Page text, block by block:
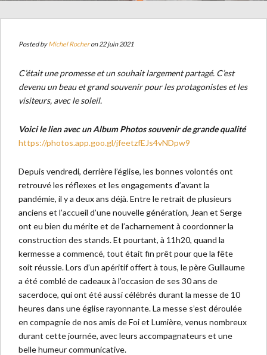
Posted byMichel Rocheron 22 juin 2021
C’était une promesse et un souhait largement partagé. C’est
devenu un beau et grand souvenir pour les protagonistes et les
visiteurs, avec le soleil.
Voici le lien avec un Album Photos souvenir de grande qualité
https://photos.app.goo.gl/jfeetzfEJs4vNDpw9
Depuis vendredi, derrière l’église, les bonnes volontés ont
retrouvé les réflexes et les engagements d’avant la
pandémie, il y a deux ans déjà. Entre le retrait de plusieurs
anciens et l’accueil d’une nouvelle génération, Jean et Serge
ont eu bien du mérite et de l’acharnement à coordonner la
construction des stands. Et pourtant, à 11h20, quand la
kermesse a commencé, tout était fin prêt pour que la fête
soit réussie. Lors d’un apéritif offert à tous, le père Guillaume
a été comblé de cadeaux à l’occasion de ses 30 ans de
sacerdoce, qui ont été aussi célébrés durant la messe de 10
heures dans une église rayonnante. La messe s’est déroulée
en compagnie de nos amis de Foi et Lumière, venus nombreux
durant cette journée, avec leurs accompagnateurs et une
belle humeur communicative.